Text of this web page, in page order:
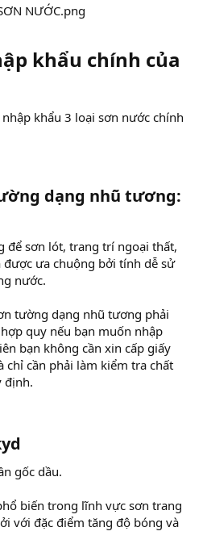
khẩu chính của
khẩu 3 loại sơn nước chính
dạng nhũ tương:
để sơn lót, trang trí ngoại thất,
được ưa chuộng bởi tính dễ sử
nước.
tường dạng nhũ tương phải
quy nếu bạn muốn nhập
bạn không cần xin cấp giấy
chỉ cần phải làm kiểm tra chất
định.
gốc dầu.
biến trong lĩnh vực sơn trang
với đặc điểm tăng độ bóng và